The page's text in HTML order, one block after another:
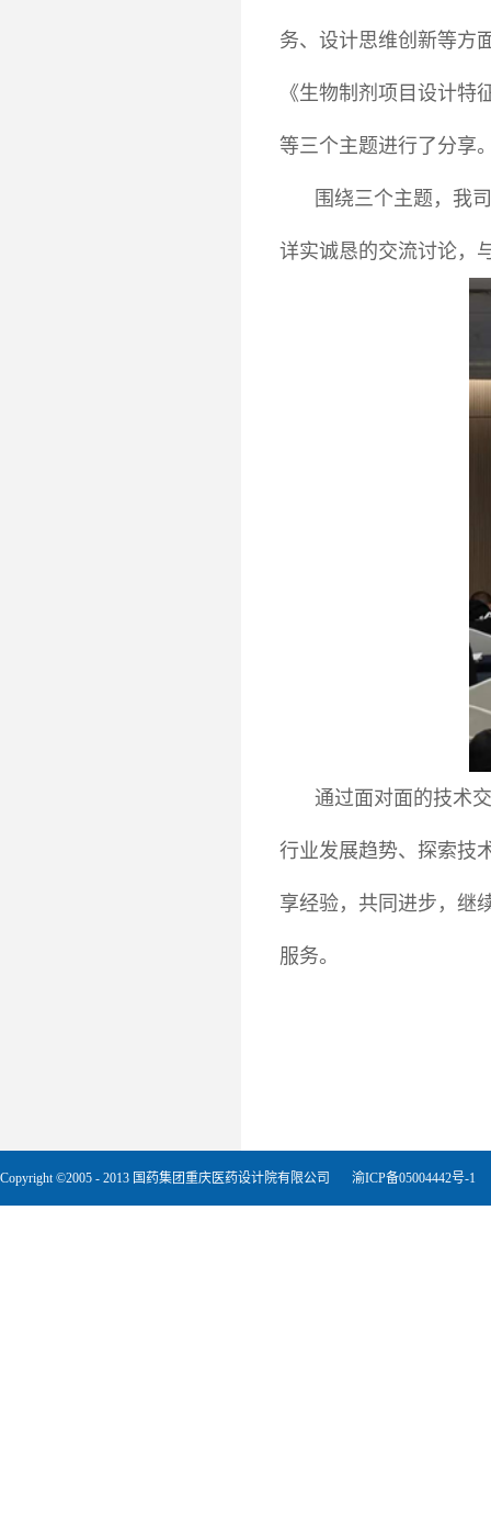
务、设计思维创新等方
《生物制剂项目设计
等三个主题进行了分享
围绕三个主题，我
详实诚恳的交流讨论，
通过面对面的技术
行业发展趋势、探索技
享经验，共同进步，继
服务。
Copyright ©2005 - 2013 国药集团重庆医药设计院有限公司 渝ICP备05004442号-1